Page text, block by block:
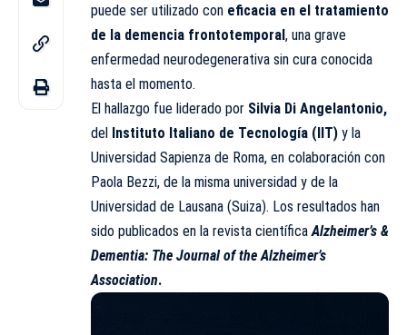
puede ser utilizado con eficacia en el tratamiento
de la demencia frontotemporal , una grave
enfermedad neurodegenerativa sin cura conocida
hasta el momento.
El hallazgo fue liderado por Silvia Di Angelantonio,
del
Instituto Italiano de Tecnología (IIT) y la
Universidad Sapienza de Roma, en colaboración con
Paola Bezzi, de la misma universidad y de la
Universidad de Lausana (Suiza). Los resultados han
sido publicados en la revista científicaAlzheimer’s &
Dementia: The Journal of the Alzheimer’s
Association.